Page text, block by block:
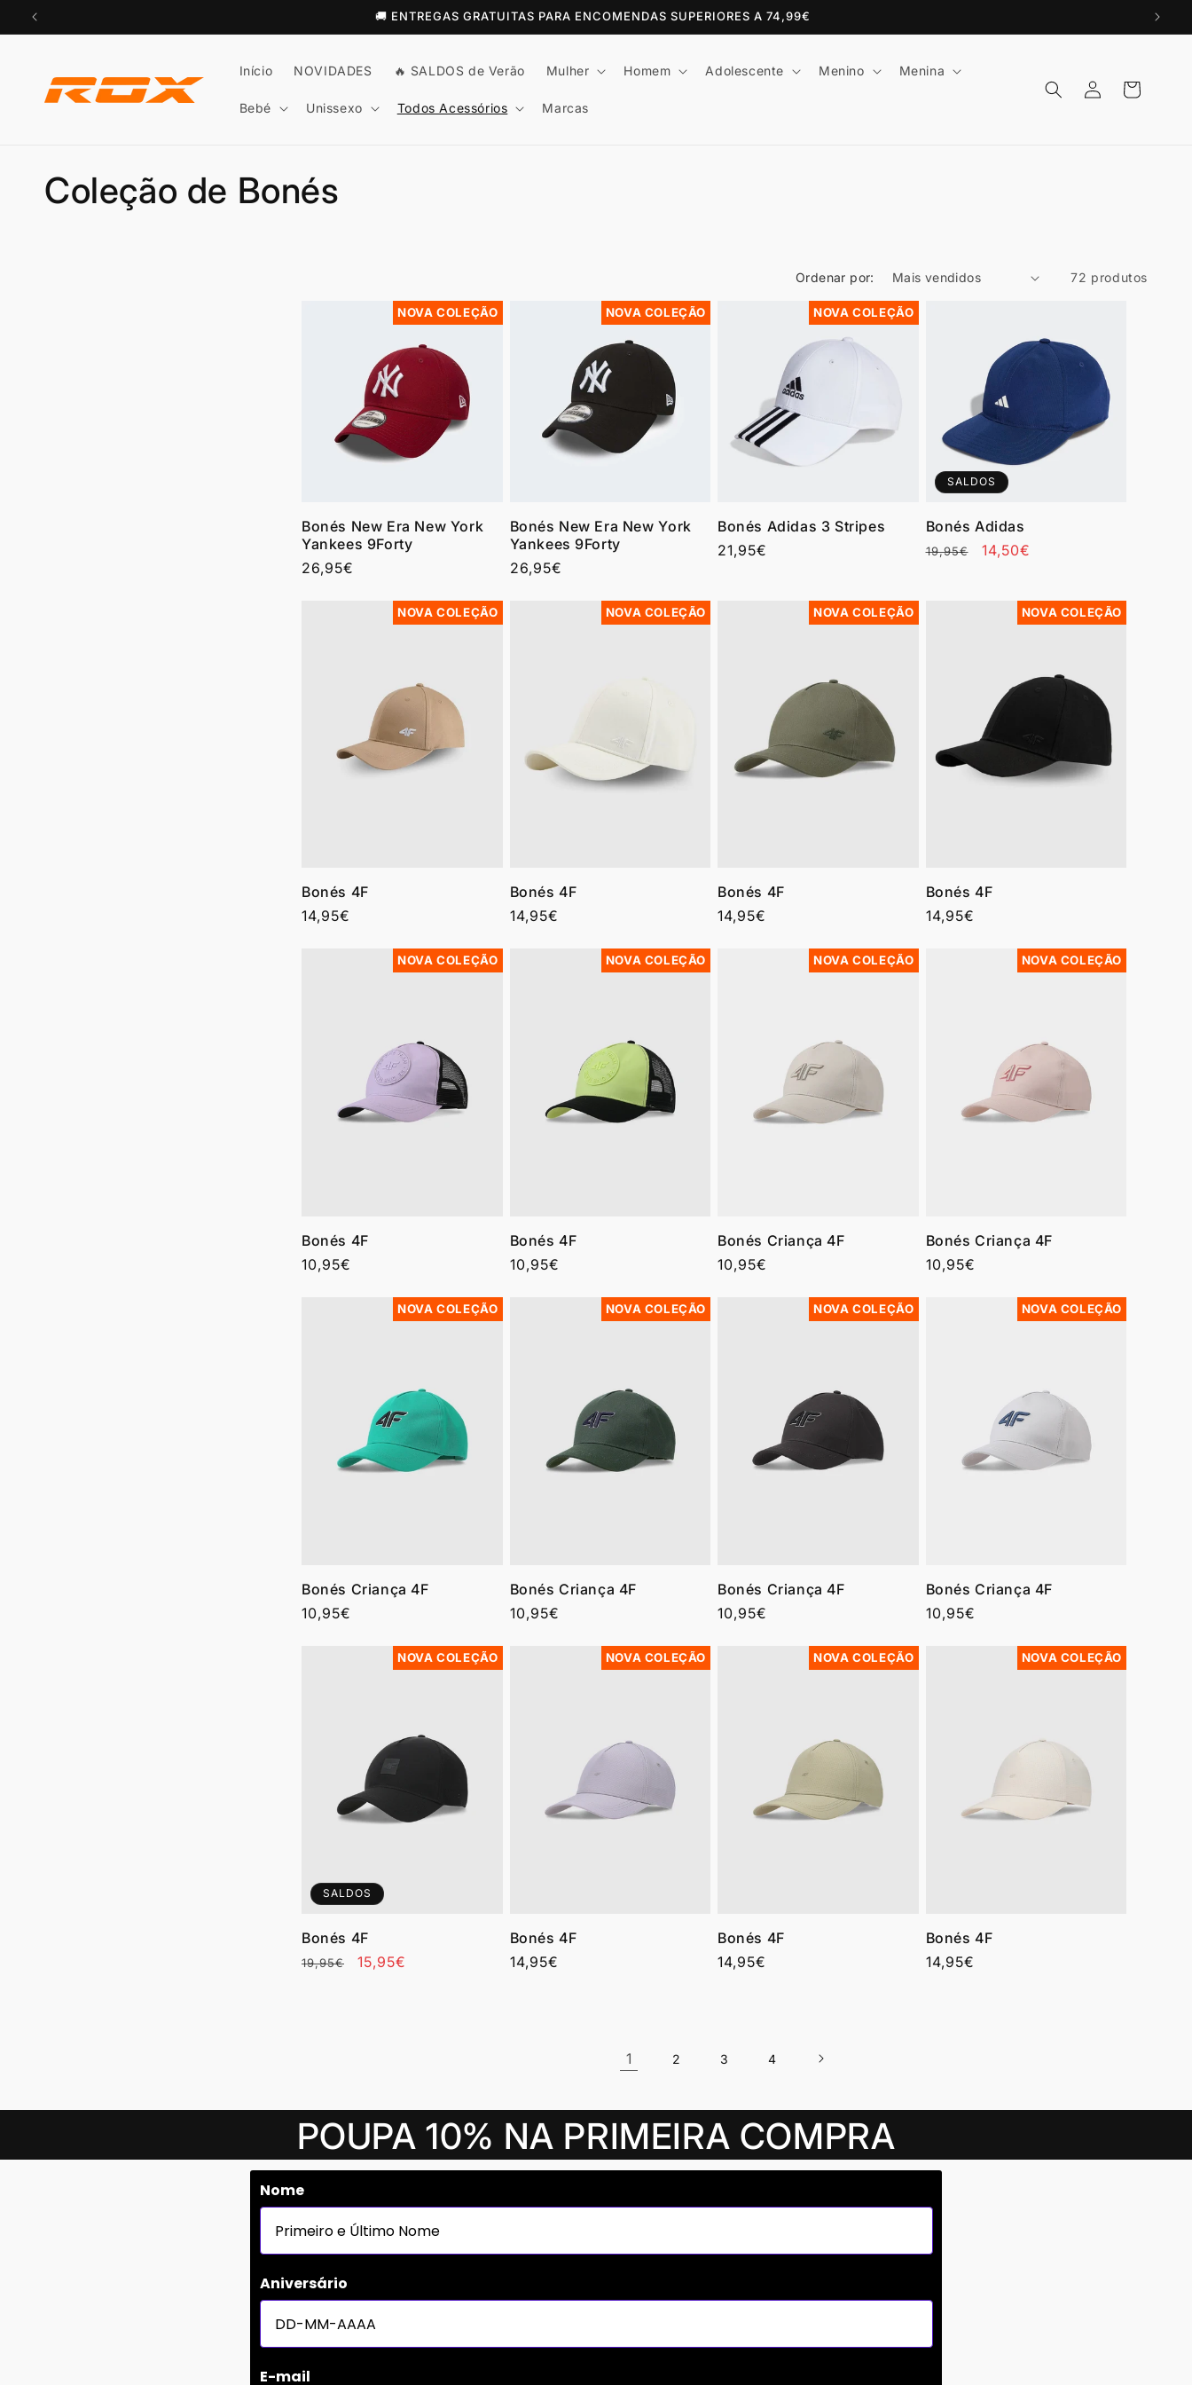
para o
conteúdo
🚚 ENTREGAS GRATUITAS PARA ENCOMENDAS SUPERIORES A 74,99€
Início NOVIDADES 🔥 SALDOS de Verão Mulher Homem Adolescente Menino Menina
Bebé Unissexo Todos Acessórios Marcas
Iniciar
sessão
Carrinho
C
Coleção de Bonés
Ordenar por: 72 produtos
NOVA COLEÇÃO
Bonés New Era New York
Yankees 9Forty
Preço
26,95€
NOVA COLEÇÃO
Bonés New Era New York
Yankees 9Forty
Preço
26,95€
NOVA COLEÇÃO
Bonés Adidas 3 Stripes
Preço
21,95€
SALDOS
Bonés Adidas
Preço
19,95€
Preço
14,50€
NOVA COLEÇÃO
Bonés 4F
Preço
14,95€
NOVA COLEÇÃO
Bonés 4F
Preço
14,95€
NOVA COLEÇÃO
Bonés 4F
Preço
14,95€
NOVA COLEÇÃO
Bonés 4F
Preço
14,95€
NOVA COLEÇÃO
Bonés 4F
Preço
10,95€
NOVA COLEÇÃO
Bonés 4F
Preço
10,95€
NOVA COLEÇÃO
Bonés Criança 4F
Preço
10,95€
NOVA COLEÇÃO
Bonés Criança 4F
Preço
10,95€
NOVA COLEÇÃO
Bonés Criança 4F
Preço
10,95€
NOVA COLEÇÃO
Bonés Criança 4F
Preço
10,95€
NOVA COLEÇÃO
Bonés Criança 4F
Preço
10,95€
NOVA COLEÇÃO
Bonés Criança 4F
Preço
10,95€
NOVA COLEÇÃO
SALDOS
Bonés 4F
Preço
19,95€
Preço
15,95€
NOVA COLEÇÃO
Bonés 4F
Preço
14,95€
NOVA COLEÇÃO
Bonés 4F
Preço
14,95€
NOVA COLEÇÃO
Bonés 4F
Preço
14,95€
1 2 3 4
POUPA 10% NA PRIMEIRA COMPRA
Nome
Aniversário
E-mail